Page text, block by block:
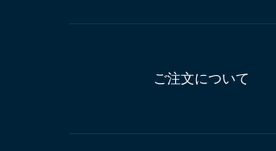
ご注文について